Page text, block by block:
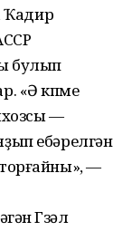
булып
«Ә күпме
—
ебәрелгән
—
Гүзәл